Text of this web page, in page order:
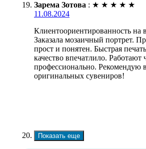
Зарема Зотова : ★ ★ ★ ★ ★
11.08.2024
Клиентоориентированность на
Заказала мозаичный портрет.
прост и понятен. Быстрая
качество впечатлило. Работают
профессионально. Рекомендую
оригинальных сувениров!
Показать еще